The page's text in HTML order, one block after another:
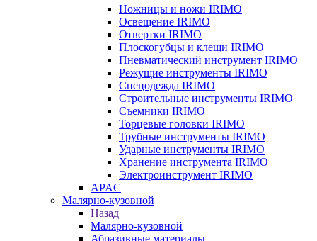
Ножницы и ножи IRIMO
Освещение IRIMO
Отвертки IRIMO
Плоскогубцы и клещи IRIMO
Пневматический инструмент IRIMO
Режущие инструменты IRIMO
Спецодежда IRIMO
Строительные инструменты IRIMO
Съемники IRIMO
Торцевые головки IRIMO
Трубные инструменты IRIMO
Ударные инструменты IRIMO
Хранение инструмента IRIMO
Электроинструмент IRIMO
APAC
Малярно-кузовной
Назад
Малярно-кузовной
Абразивные материалы